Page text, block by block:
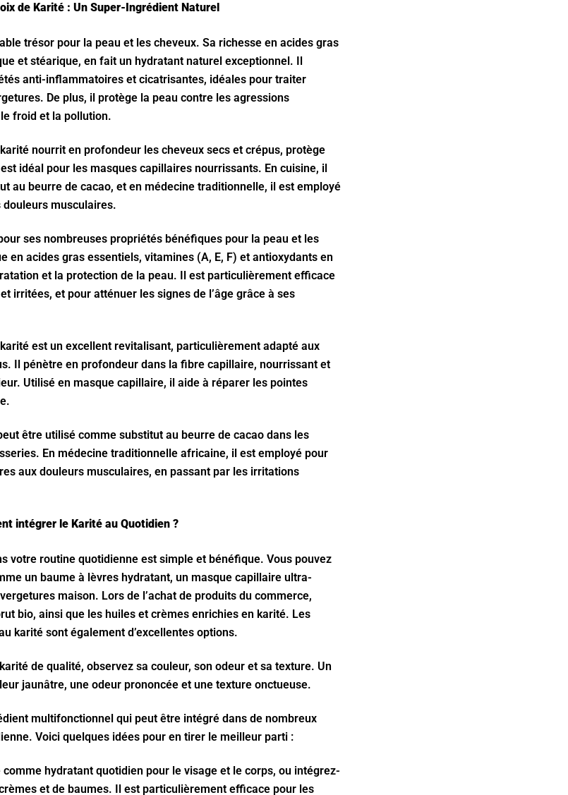
de Karité : Un Super-Ingrédient Naturel
trésor pour la peau et les cheveux. Sa richesse en acides gras
et stéarique, en fait un hydratant naturel exceptionnel. Il
anti-inflammatoires et cicatrisantes, idéales pour traiter
De plus, il protège la peau contre les agressions
froid et la pollution.
nourrit en profondeur les cheveux secs et crépus, protège
idéal pour les masques capillaires nourrissants. En cuisine, il
au beurre de cacao, et en médecine traditionnelle, il est employé
musculaires.
ses nombreuses propriétés bénéfiques pour la peau et les
en acides gras essentiels, vitamines (A, E, F) et antioxydants en
et la protection de la peau. Il est particulièrement efficace
irritées, et pour atténuer les signes de l’âge grâce à ses
est un excellent revitalisant, particulièrement adapté aux
Il pénètre en profondeur dans la fibre capillaire, nourrissant et
Utilisé en masque capillaire, il aide à réparer les pointes
être utilisé comme substitut au beurre de cacao dans les
En médecine traditionnelle africaine, il est employé pour
aux douleurs musculaires, en passant par les irritations
intégrer le Karité au Quotidien ?
votre routine quotidienne est simple et bénéfique. Vous pouvez
un baume à lèvres hydratant, un masque capillaire ultra-
maison. Lors de l’achat de produits du commerce,
bio, ainsi que les huiles et crèmes enrichies en karité. Les
karité sont également d’excellentes options.
de qualité, observez sa couleur, son odeur et sa texture. Un
jaunâtre, une odeur prononcée et une texture onctueuse.
multifonctionnel qui peut être intégré dans de nombreux
Voici quelques idées pour en tirer le meilleur parti :
comme hydratant quotidien pour le visage et le corps, ou intégrez-
et de baumes. Il est particulièrement efficace pour les